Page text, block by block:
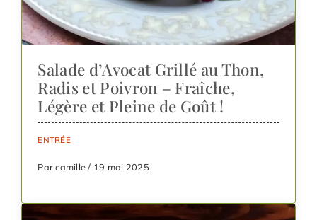
Salade d’Avocat Grillé au Thon,
Radis et Poivron – Fraîche,
Légère et Pleine de Goût !
ENTRÉE
Par camille / 19 mai 2025